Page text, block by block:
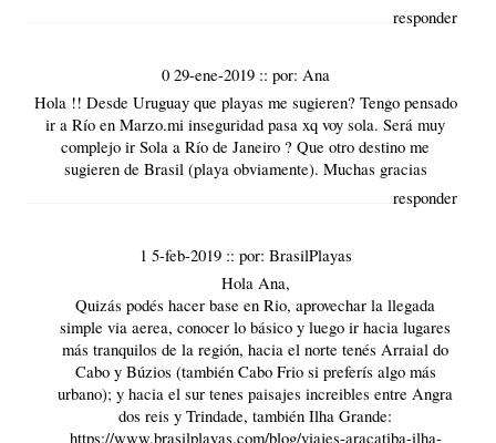
responder
0 29-ene-2019 :: por: Ana
Hola !! Desde Uruguay que playas me sugieren? Tengo pensado
ir a Río en Marzo.mi inseguridad pasa xq voy sola. Será muy
complejo ir Sola a Río de Janeiro ? Que otro destino me
sugieren de Brasil (playa obviamente). Muchas gracias
responder
1 5-feb-2019 :: por: BrasilPlayas
Hola Ana,
Quizás podés hacer base en Rio, aprovechar la llegada
simple via aerea, conocer lo básico y luego ir hacia lugares
más tranquilos de la región, hacia el norte tenésArraial do
Caboy Búzios (también Cabo Frio si preferís algo más
urbano); y hacia el sur tenes paisajes increibles entre Angra
dos reis yTrindade, también Ilha Grande:
https://www.brasilplayas.com/blog/viajes-aracatiba-ilha-